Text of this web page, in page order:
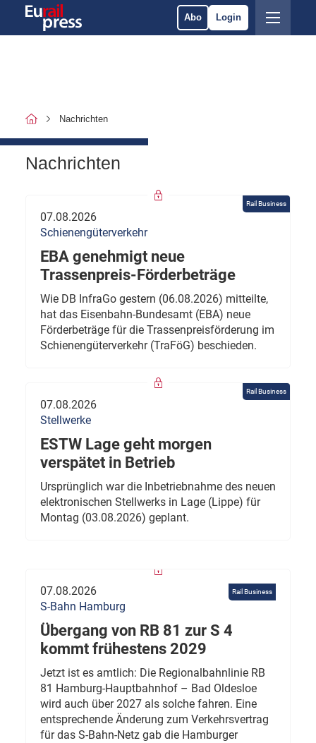
Abo Login
Nachrichten
Nachrichten
Rail Business
07.08.2026
Schienengüterverkehr
EBA genehmigt neue
Trassenpreis-Förderbeträge
Wie DB InfraGo gestern (06.08.2026) mitteilte,
hat das Eisenbahn-Bundesamt (EBA) neue
Förderbeträge für die Trassenpreisförderung im
Schienengüterverkehr (TraFöG) beschieden.
Rail Business
07.08.2026
Stellwerke
ESTW Lage geht morgen
verspätet in Betrieb
Ursprünglich war die Inbetriebnahme des neuen
elektronischen Stellwerks in Lage (Lippe) für
Montag (03.08.2026) geplant.
Rail Business
07.08.2026
S-Bahn Hamburg
Übergang von RB 81 zur S 4
kommt frühestens 2029
Jetzt ist es amtlich: Die Regionalbahnlinie RB
81 Hamburg-Hauptbahnhof – Bad Oldesloe
wird auch über 2027 als solche fahren. Eine
entsprechende Änderung zum Verkehrsvertrag
für das S-Bahn-Netz gab die Hamburger